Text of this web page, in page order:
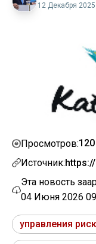
12 Декабря
Просмотров:120
Источник:
Эта новость
04 Июня 2026
управления